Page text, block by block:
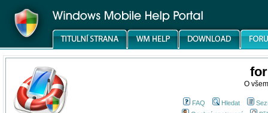
O
FAQ Hledat